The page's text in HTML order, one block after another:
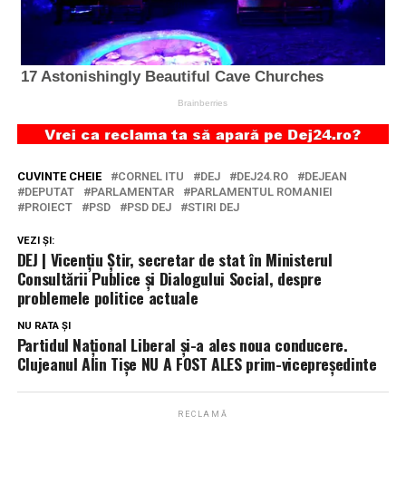
CUVINTE CHEIE CORNEL ITU DEJ DEJ24.RO
DEJEAN
DEPUTAT
PARLAMENTAR
PARLAMENTUL ROMANIEI
PROIECT
PSD PSD DEJ STIRI DEJ
VEZI ȘI:
DEJ | Vicențiu Știr, secretar de stat în Ministerul
Consultării Publice și Dialogului Social, despre
problemele politice actuale
NU RATA ȘI
Partidul Național Liberal și-a ales noua conducere.
Clujeanul Alin Tișe NU A FOST ALES prim-vicepreședinte
RECLAMĂ